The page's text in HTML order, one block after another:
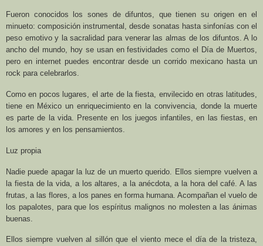
Fueron conocidos los sones de difuntos, que tienen su origen en el
minueto: composición instrumental, desde sonatas hasta sinfonías con el
peso emotivo y la sacralidad para venerar las almas de los difuntos. A lo
ancho del mundo, hoy se usan en festividades como el Día de Muertos,
pero en internet puedes encontrar desde un corrido mexicano hasta un
rock para celebrarlos.
Como en pocos lugares, el arte de la fiesta, envilecido en otras latitudes,
tiene en México un enriquecimiento en la convivencia, donde la muerte
es parte de la vida. Presente en los juegos infantiles, en las fiestas, en
los amores y en los pensamientos.
Luz propia
Nadie puede apagar la luz de un muerto querido. Ellos siempre vuelven a
la fiesta de la vida, a los altares, a la anécdota, a la hora del café. A las
frutas, a las flores, a los panes en forma humana. Acompañan el vuelo de
los papalotes, para que los espíritus malignos no molesten a las ánimas
buenas.
Ellos siempre vuelven al sillón que el viento mece el día de la tristeza,